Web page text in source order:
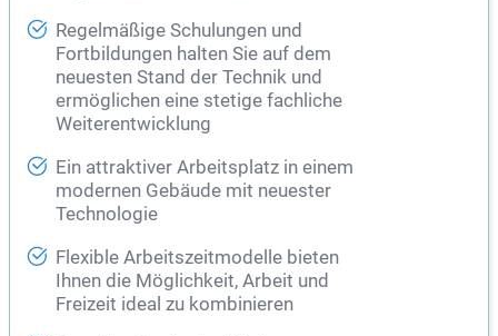
Regelmäßige Schulungen und
Fortbildungen halten Sie auf dem
neuesten Stand der Technik und
ermöglichen eine stetige fachliche
Weiterentwicklung
Ein attraktiver Arbeitsplatz in einem
modernen Gebäude mit neuester
Technologie
Flexible Arbeitszeitmodelle bieten
Ihnen die Möglichkeit, Arbeit und
Freizeit ideal zu kombinieren